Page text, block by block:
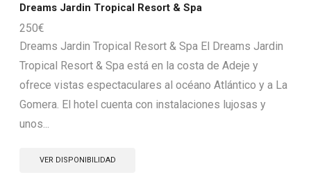
Dreams Jardin Tropical Resort & Spa
250€
Dreams Jardin Tropical Resort & Spa El Dreams Jardin
Tropical Resort & Spa está en la costa de Adeje y
ofrece vistas espectaculares al océano Atlántico y a La
Gomera. El hotel cuenta con instalaciones lujosas y
unos...
VER DISPONIBILIDAD